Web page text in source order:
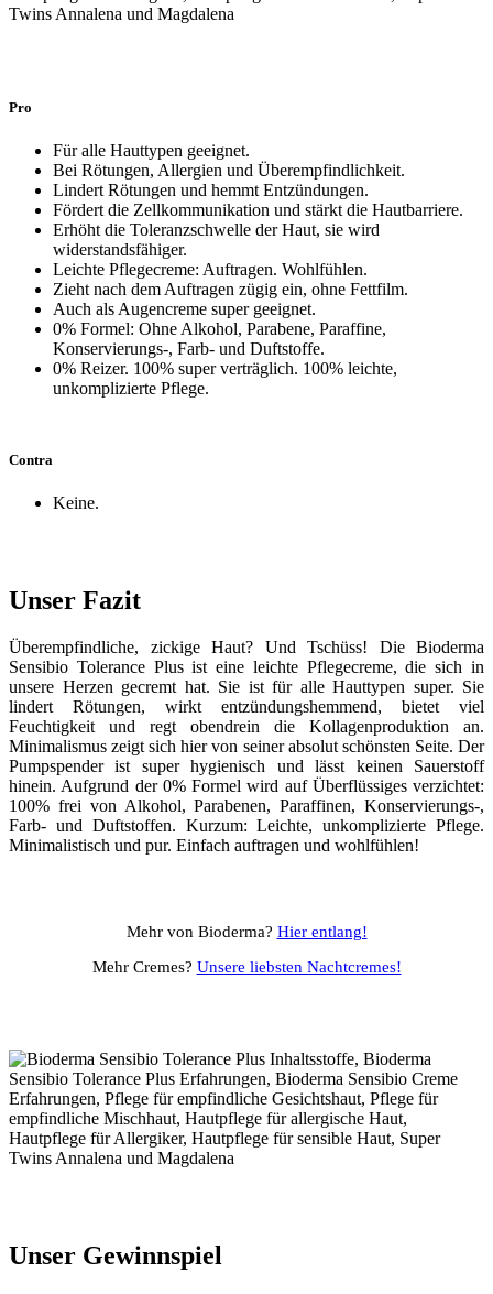
Pro
Für alle Hauttypen geeignet.
Bei Rötungen, Allergien und Überempfindlichkeit.
Lindert Rötungen und hemmt Entzündungen.
Fördert die Zellkommunikation und stärkt die Hautbarriere.
Erhöht die Toleranzschwelle der Haut, sie wird
widerstandsfähiger.
Leichte Pflegecreme: Auftragen. Wohlfühlen.
Zieht nach dem Auftragen zügig ein, ohne Fettfilm.
Auch als Augencreme super geeignet.
0% Formel: Ohne Alkohol, Parabene, Paraffine,
Konservierungs-, Farb- und Duftstoffe.
0% Reizer. 100% super verträglich. 100% leichte,
unkomplizierte Pflege.
Contra
Keine.
Unser Fazit
Überempfindliche, zickige Haut? Und Tschüss! Die Bioderma
Sensibio Tolerance Plus ist eine leichte Pflegecreme, die sich in
unsere Herzen gecremt hat. Sie ist für alle Hauttypen super. Sie
lindert Rötungen, wirkt entzündungshemmend, bietet viel
Feuchtigkeit und regt obendrein die Kollagenproduktion an.
Minimalismus zeigt sich hier von seiner absolut schönsten Seite. Der
Pumpspender ist super hygienisch und lässt keinen Sauerstoff
hinein. Aufgrund der 0% Formel wird auf Überflüssiges verzichtet:
100% frei von Alkohol, Parabenen, Paraffinen, Konservierungs-,
Farb- und Duftstoffen. Kurzum: Leichte, unkomplizierte Pflege.
Minimalistisch und pur. Einfach auftragen und wohlfühlen!
Mehr von Bioderma? Hier entlang!
Mehr Cremes? Unsere liebsten Nachtcremes!
Unser Gewinnspiel